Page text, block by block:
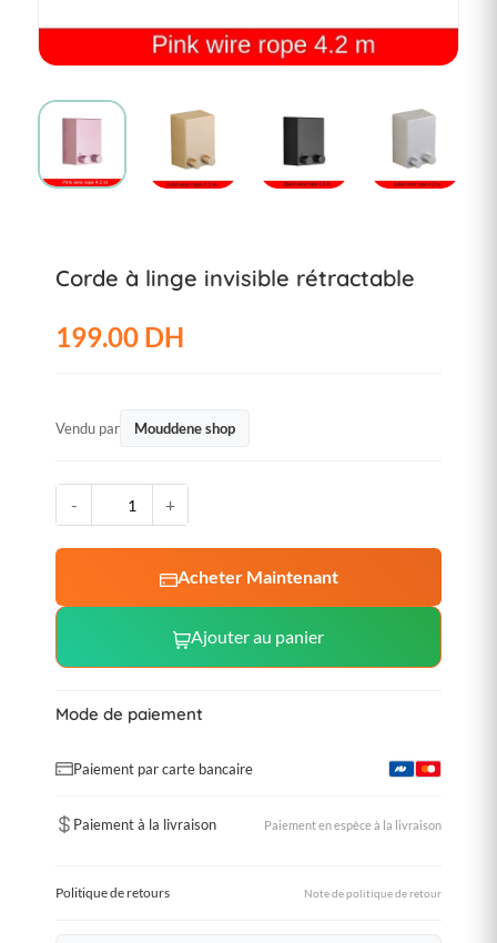
Corde à linge invisible rétractable
199.00 DH
Vendu par Mouddene shop
- +
Acheter Maintenant
Ajouter au panier
Mode de paiement
Paiement par carte bancaire
Paiement à la livraison Paiement en espèce à la livraison
Politique de retours Note de politique de retour